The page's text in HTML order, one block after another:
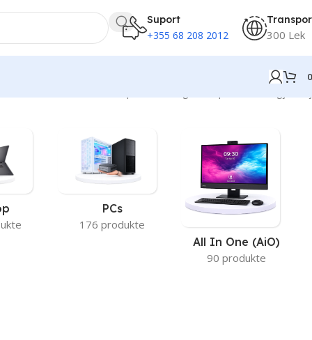
Suport
+355 68 208 2012 300 Lek
PCs
176 produkte
All In One (AiO)
90 produkte